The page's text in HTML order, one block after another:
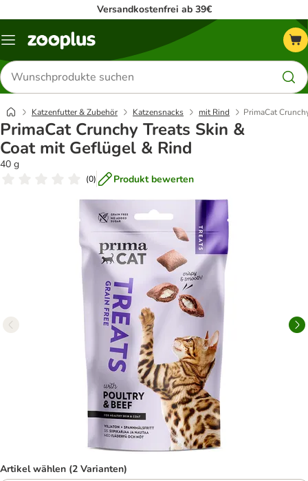
Versandkostenfrei ab 39€
Menü
Produkte
suchen
Katzenfutter & Zubehör Katzensnacks mit Rind PrimaCat
PrimaCat Crunchy Treats Skin &
Coat mit Geflügel & Rind
40 g
(0) Produkt bewerten
Artikel wählen (2 Varianten)